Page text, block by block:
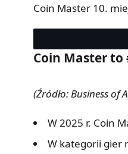
Coin Master 10.
Coin Master to
(Źródło: Business of
W 2025 r. Coin
W kategorii gier